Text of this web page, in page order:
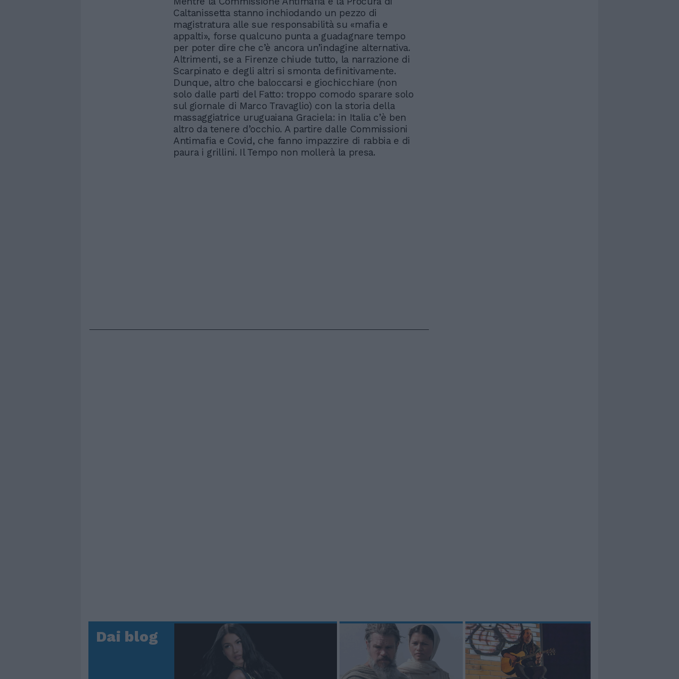
Caltanissetta stanno inchiodando un pezzo di
magistratura alle sue responsabilità su «mafia e
appalti», forse qualcuno punta a guadagnare tempo
per poter dire che c’è ancora un’indagine alternativa.
Altrimenti, se a Firenze chiude tutto, la narrazione di
Scarpinato e degli altri si smonta definitivamente.
Dunque, altro che baloccarsi e giochicchiare (non
solo dalle parti del Fatto: troppo comodo sparare solo
sul giornale di Marco Travaglio) con la storia della
massaggiatrice uruguaiana Graciela: in Italia c’è ben
altro da tenere d’occhio. A partire dalle Commissioni
Antimafia e Covid, che fanno impazzire di rabbia e di
paura i grillini. Il Tempo non mollerà la presa.
Dai blog